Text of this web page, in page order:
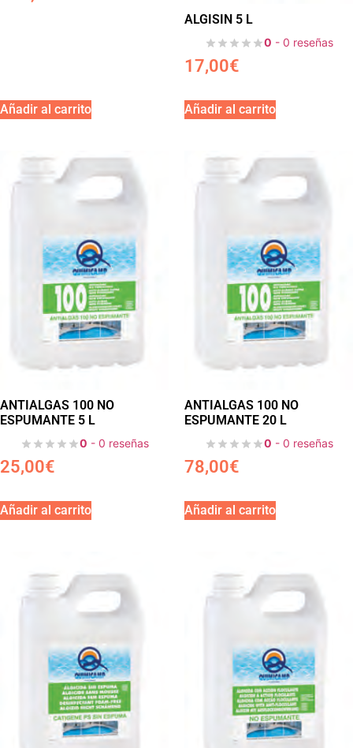
Añadir al carrito
ALGISIN 5 L
0 - 0 reseñas
17,00€
Añadir al carrito
ANTIALGAS 100 NO
ESPUMANTE 5 L
0 - 0 reseñas
25,00€
Añadir al carrito
ANTIALGAS 100 NO
ESPUMANTE 20 L
0 - 0 reseñas
78,00€
Añadir al carrito